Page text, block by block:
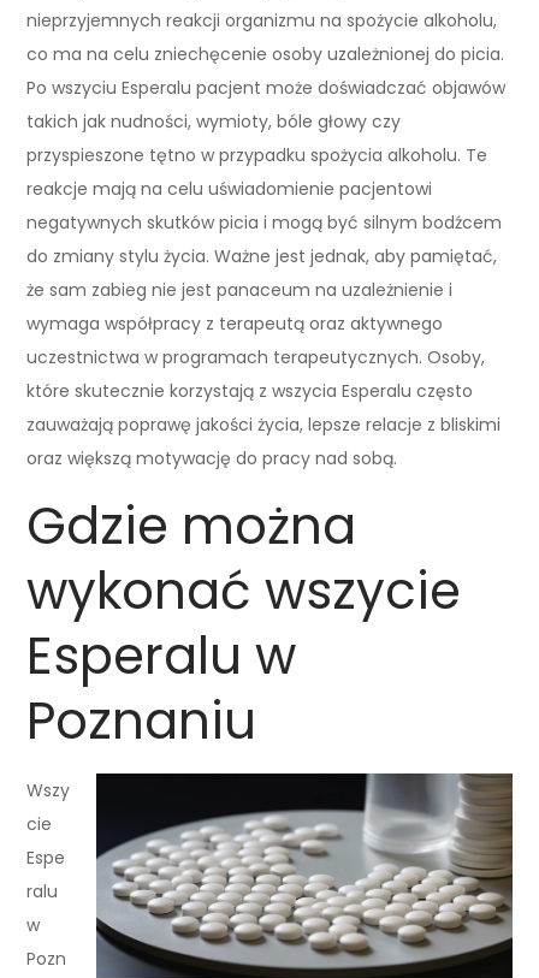
nieprzyjemnych reakcji organizmu na spożycie alkoholu,
co ma na celu zniechęcenie osoby uzależnionej do picia.
Po wszyciu Esperalu pacjent może doświadczać objawów
takich jak nudności, wymioty, bóle głowy czy
przyspieszone tętno w przypadku spożycia alkoholu. Te
reakcje mają na celu uświadomienie pacjentowi
negatywnych skutków picia i mogą być silnym bodźcem
do zmiany stylu życia. Ważne jest jednak, aby pamiętać,
że sam zabieg nie jest panaceum na uzależnienie i
wymaga współpracy z terapeutą oraz aktywnego
uczestnictwa w programach terapeutycznych. Osoby,
które skutecznie korzystają z wszycia Esperalu często
zauważają poprawę jakości życia, lepsze relacje z bliskimi
oraz większą motywację do pracy nad sobą.
Gdzie można
wykonać wszycie
Esperalu w
Poznaniu
Wszy
cie
Espe
ralu
w
Pozn